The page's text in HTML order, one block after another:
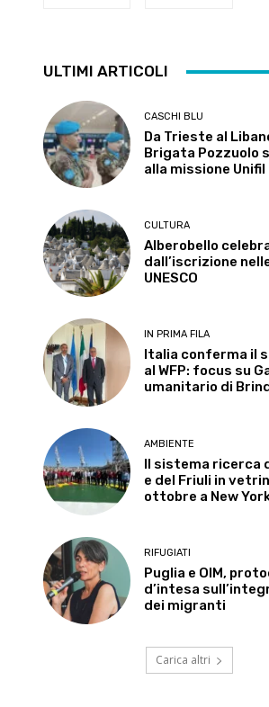
ULTIMI ARTICOLI
CASCHI BLU
Da Trieste al
Brigata Pozzuolo
alla missione Unifil
CULTURA
Alberobello
dall’iscrizione
UNESCO
IN PRIMA FILA
Italia conferma il
al WFP: focus su
umanitario di
AMBIENTE
Il sistema ricerca
e del Friuli in
ottobre a New
RIFUGIATI
Puglia e OIM,
d’intesa
dei migranti
Carica altri